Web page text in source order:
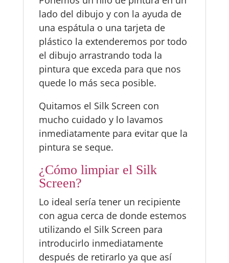
lado del dibujo y con la ayuda de
una espátula o una tarjeta de
plástico la extenderemos por todo
el dibujo arrastrando toda la
pintura que exceda para que nos
quede lo más seca posible.
Quitamos el Silk Screen con
mucho cuidado y lo lavamos
inmediatamente para evitar que la
pintura se seque.
¿Cómo limpiar el Silk
Screen?
Lo ideal sería tener un recipiente
con agua cerca de donde estemos
utilizando el Silk Screen para
introducirlo inmediatamente
después de retirarlo ya que así